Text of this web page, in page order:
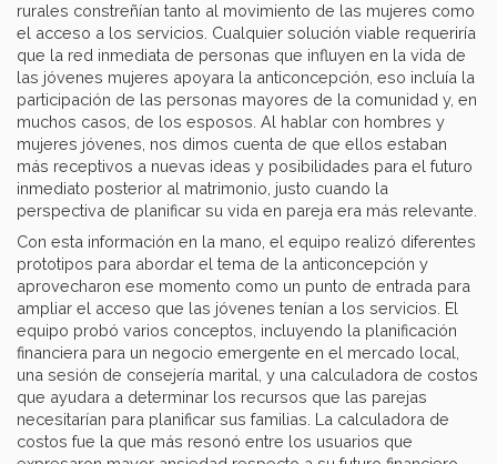
rurales constreñían tanto al movimiento de las mujeres como
el acceso a los servicios. Cualquier solución viable requeriría
que la red inmediata de personas que influyen en la vida de
las jóvenes mujeres apoyara la anticoncepción, eso incluía la
participación de las personas mayores de la comunidad y, en
muchos casos, de los esposos. Al hablar con hombres y
mujeres jóvenes, nos dimos cuenta de que ellos estaban
más receptivos a nuevas ideas y posibilidades para el futuro
inmediato posterior al matrimonio, justo cuando la
perspectiva de planificar su vida en pareja era más relevante.
Con esta información en la mano, el equipo realizó diferentes
prototipos para abordar el tema de la anticoncepción y
aprovecharon ese momento como un punto de entrada para
ampliar el acceso que las jóvenes tenían a los servicios. El
equipo probó varios conceptos, incluyendo la planificación
financiera para un negocio emergente en el mercado local,
una sesión de consejería marital, y una calculadora de costos
que ayudara a determinar los recursos que las parejas
necesitarían para planificar sus familias. La calculadora de
costos fue la que más resonó entre los usuarios que